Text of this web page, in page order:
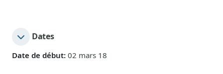
Dates
Date de début: 02 mars 18